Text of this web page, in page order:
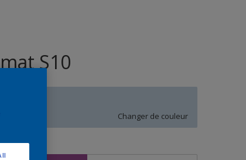
S10
Changer de couleur